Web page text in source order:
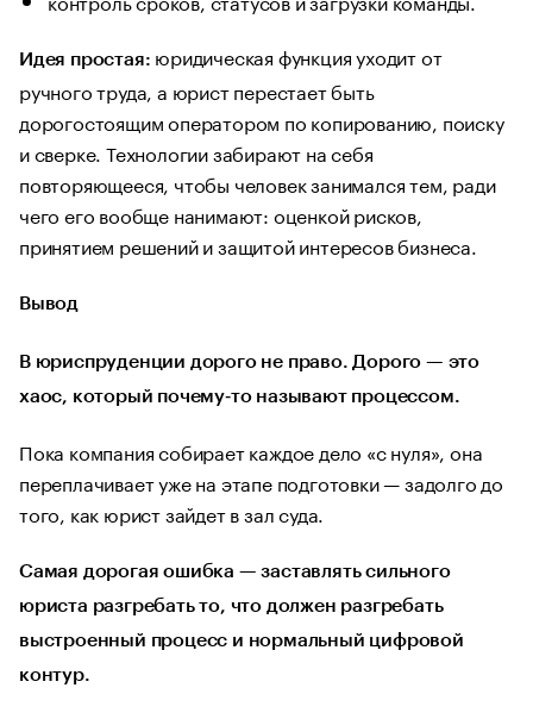
Идея простая: юридическая функция уходит от
ручного труда, а юрист перестает быть
дорогостоящим оператором по копированию, поиску
и сверке. Технологии забирают на себя
повторяющееся, чтобы человек занимался тем, ради
чего его вообще нанимают: оценкой рисков,
принятием решений и защитой интересов бизнеса.
Вывод
В юриспруденции дорого не право. Дорого — это
хаос, который почему‑то называют процессом.
Пока компания собирает каждое дело «с нуля», она
переплачивает уже на этапе подготовки — задолго до
того, как юрист зайдет в зал суда.
Самая дорогая ошибка — заставлять сильного
юриста разгребать то, что должен разгребать
выстроенный процесс и нормальный цифровой
контур.